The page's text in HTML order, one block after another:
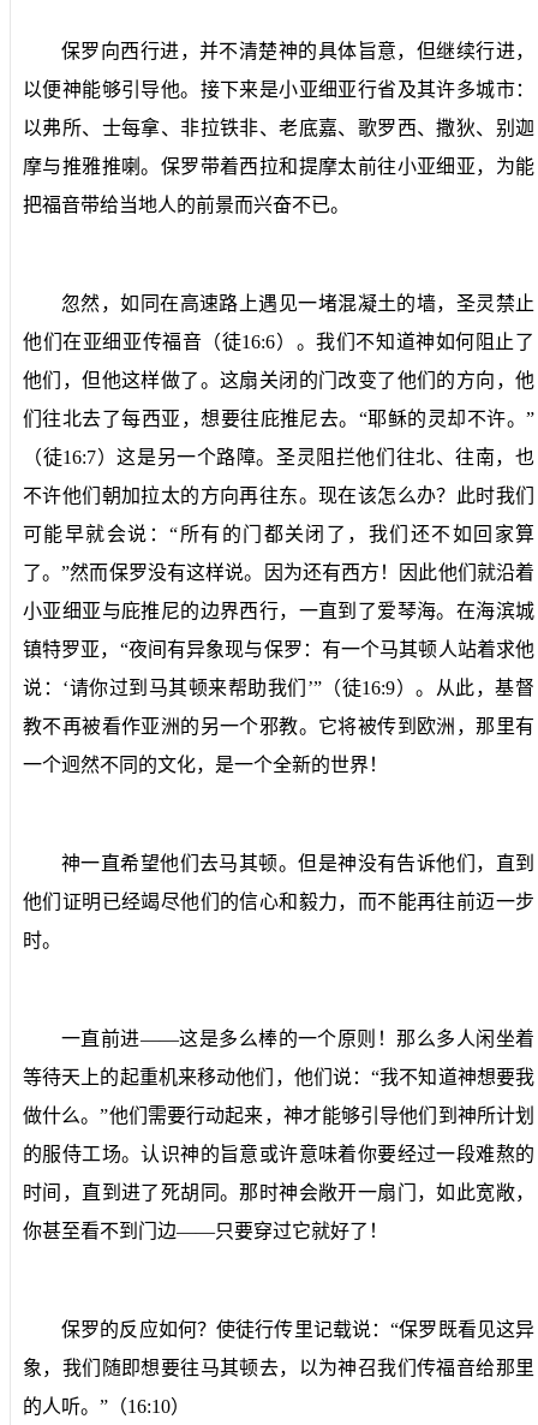
保罗向西行进，并不清楚神的具体旨意，但继续行进，
以便神能够引导他。接下来是小亚细亚行省及其许多城市：
以弗所、士每拿、非拉铁非、老底嘉、歌罗西、撒狄、别迦
摩与推雅推喇。保罗带着西拉和提摩太前往小亚细亚，为能
把福音带给当地人的前景而兴奋不已。
忽然，如同在高速路上遇见一堵混凝土的墙，圣灵禁止
他们在亚细亚传福音（徒16:6）。我们不知道神如何阻止了
他们，但他这样做了。这扇关闭的门改变了他们的方向，他
们往北去了每西亚，想要往庇推尼去。“耶稣的灵却不许。”
（徒16:7）这是另一个路障。圣灵阻拦他们往北、往南，也
不许他们朝加拉太的方向再往东。现在该怎么办？此时我们
可能早就会说：“所有的门都关闭了，我们还不如回家算
了。”然而保罗没有这样说。因为还有西方！因此他们就沿着
小亚细亚与庇推尼的边界西行，一直到了爱琴海。在海滨城
镇特罗亚，“夜间有异象现与保罗：有一个马其顿人站着求他
说：‘请你过到马其顿来帮助我们’”（徒16:9）。从此，基督
教不再被看作亚洲的另一个邪教。它将被传到欧洲，那里有
一个迥然不同的文化，是一个全新的世界！
神一直希望他们去马其顿。但是神没有告诉他们，直到
他们证明已经竭尽他们的信心和毅力，而不能再往前迈一步
时。
一直前进——这是多么棒的一个原则！那么多人闲坐着
等待天上的起重机来移动他们，他们说：“我不知道神想要我
做什么。”他们需要行动起来，神才能够引导他们到神所计划
的服侍工场。认识神的旨意或许意味着你要经过一段难熬的
时间，直到进了死胡同。那时神会敞开一扇门，如此宽敞，
你甚至看不到门边——只要穿过它就好了！
保罗的反应如何？使徒行传里记载说：“保罗既看见这异
象，我们随即想要往马其顿去，以为神召我们传福音给那里
的人听。 ”（16:10）